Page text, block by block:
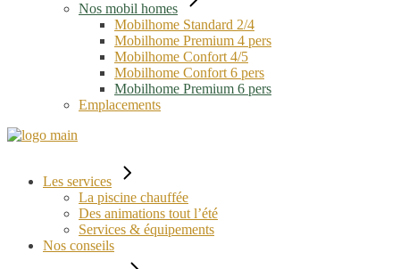
Nos mobil homes
Mobilhome Standard 2/4
Mobilhome Premium 4 pers
Mobilhome Confort 4/5
Mobilhome Confort 6 pers
Mobilhome Premium 6 pers
Emplacements
Les services
La piscine chauffée
Des animations tout l’été
Services & équipements
Nos conseils